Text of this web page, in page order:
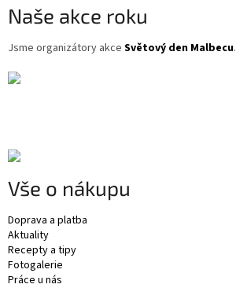
Naše akce roku
Jsme organizátory akce Světový den Malbecu.
Vše o nákupu
Doprava a platba
Aktuality
Recepty a tipy
Fotogalerie
Práce u nás